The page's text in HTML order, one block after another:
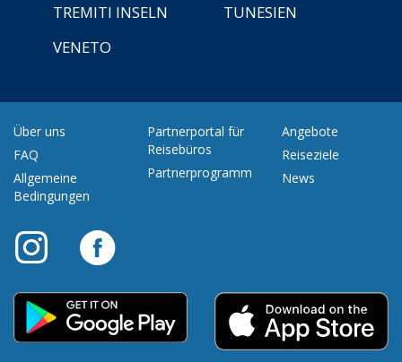
TREMITI INSELN
TUNESIEN
VENETO
Über uns
FAQ
Allgemeine
Bedingungen
Partnerportal für
Reisebüros
Partnerprogramm
Angebote
Reiseziele
News